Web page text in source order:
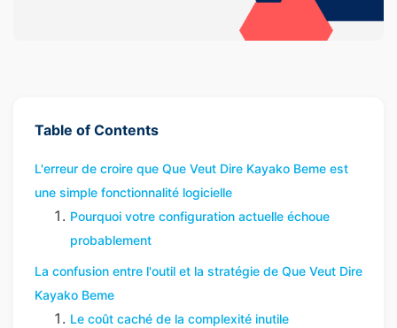
Table of Contents
L'erreur de croire que Que Veut Dire Kayako Beme est
une simple fonctionnalité logicielle
Pourquoi votre configuration actuelle échoue
probablement
La confusion entre l'outil et la stratégie de Que Veut Dire
Kayako Beme
Le coût caché de la complexité inutile